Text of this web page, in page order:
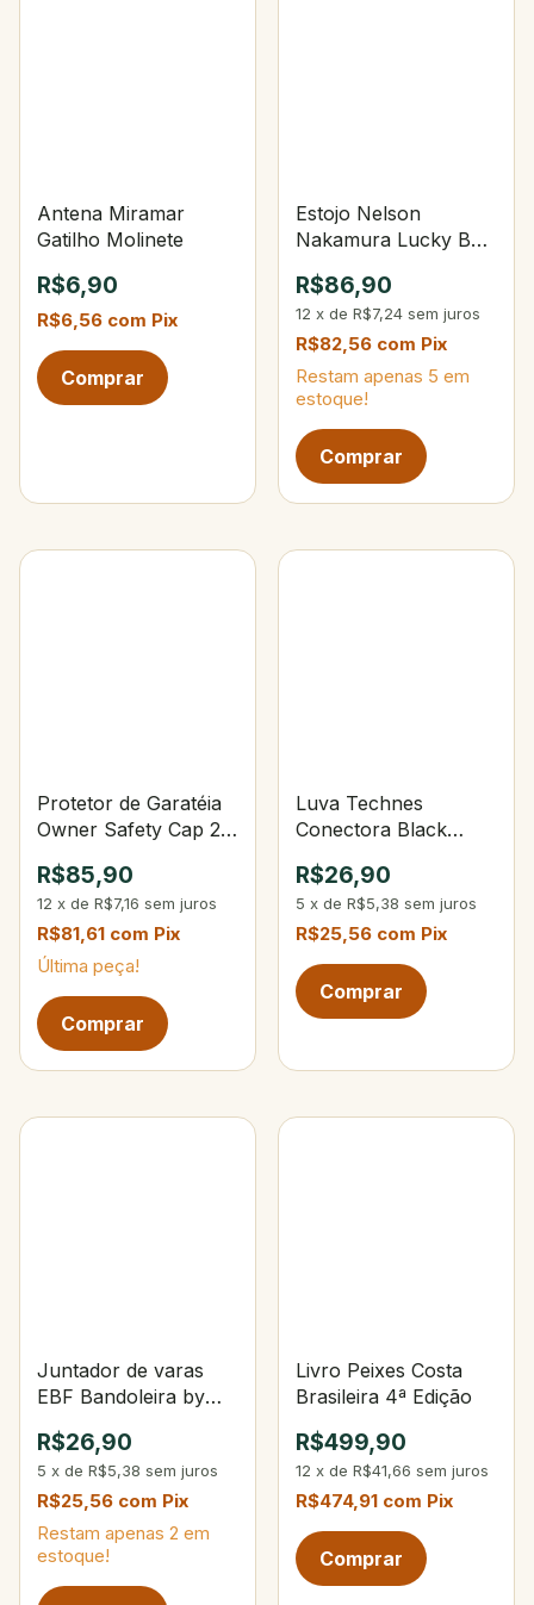
Antena Miramar
Gatilho Molinete
R$6,90
R$6,56 com Pix
Estojo Nelson
Nakamura Lucky Box
R$86,90
12 x de R$7,24 sem juros
R$82,56 com Pix
Restam apenas 5 em
estoque!
Protetor de Garatéia
Owner Safety Cap 2L
R$85,90
12 x de R$7,16 sem juros
R$81,61 com Pix
Última peça!
Luva Technes
Conectora Black
R$26,90
5 x de R$5,38 sem juros
R$25,56 com Pix
Juntador de varas
EBF Bandoleira by
R$26,90
5 x de R$5,38 sem juros
R$25,56 com Pix
Restam apenas 2 em
estoque!
Livro Peixes Costa
Brasileira 4ª Edição
R$499,90
12 x de R$41,66 sem juros
R$474,91 com Pix